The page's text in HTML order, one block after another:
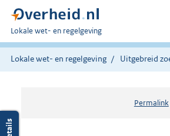
U
bent
hier:
Lokale wet- en regelgeving
Lokale wet- en regelgeving Uitgebreid
Permalink